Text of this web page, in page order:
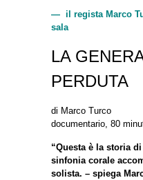
— il regista Marco
sala
LA
PERDUTA
di Marco Turco
documentario, 80
“Questa è la storia
sinfonia corale
solista. – spiega